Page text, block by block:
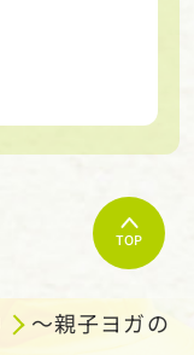
TOP
～親子ヨガの